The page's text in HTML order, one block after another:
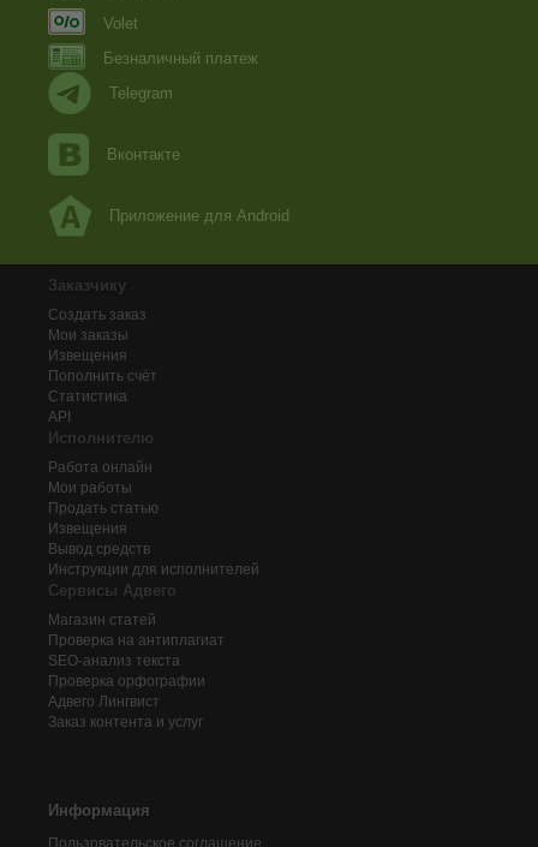
Volet
Безналичный платеж
Telegram
Вконтакте
Приложение для Android
Заказчику
Создать заказ
Мои заказы
Извещения
Пополнить счёт
Статистика
API
Исполнителю
Работа онлайн
Мои работы
Продать статью
Извещения
Вывод средств
Инструкции для исполнителей
Сервисы Адвего
Магазин статей
Проверка на антиплагиат
SEO-анализ текста
Проверка орфографии
Адвего Лингвист
Заказ контента и услуг
Информация
Пользовательское соглашение